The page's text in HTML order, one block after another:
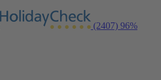
(2407) 96%